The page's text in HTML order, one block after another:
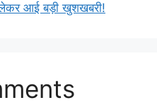
आई बड़ी खुशखबरी!